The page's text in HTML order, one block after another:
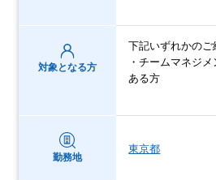
対象となる方
下記いずれかのご
・チームマネジ
ある方
勤務地
東京都